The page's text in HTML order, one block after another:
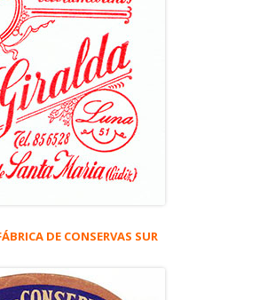
DE CONSERVAS SUR